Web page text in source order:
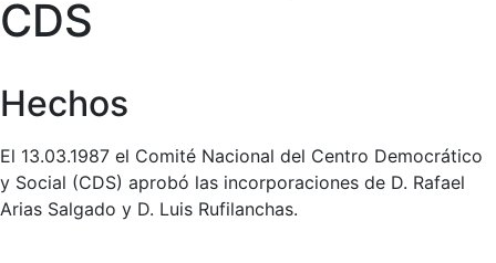
CDS
Hechos
El 13.03.1987 el Comité Nacional del Centro Democrático
y Social (CDS) aprobó las incorporaciones de D. Rafael
Arias Salgado y D. Luis Rufilanchas.